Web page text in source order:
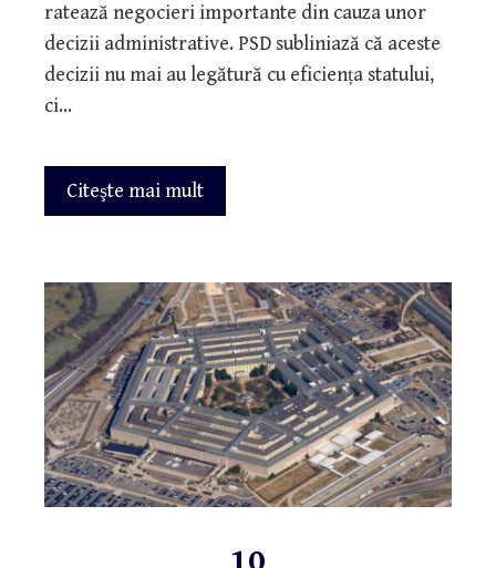
ratează negocieri importante din cauza unor
decizii administrative. PSD subliniază că aceste
decizii nu mai au legătură cu eficiența statului,
ci…
Citeşte mai mult